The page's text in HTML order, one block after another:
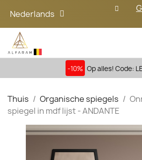
Nederlands
-10% Op alles! Code:
Thuis Organische spiegels
spiegel in mdf lijst - ANDANTE